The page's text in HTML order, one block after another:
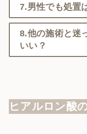
7.男性でも処置
8.他の施術と迷
いい？
ヒアルロン酸